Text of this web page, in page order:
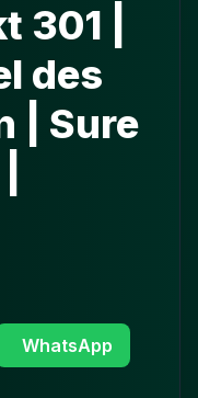
301 |
des
| Sure
WhatsApp